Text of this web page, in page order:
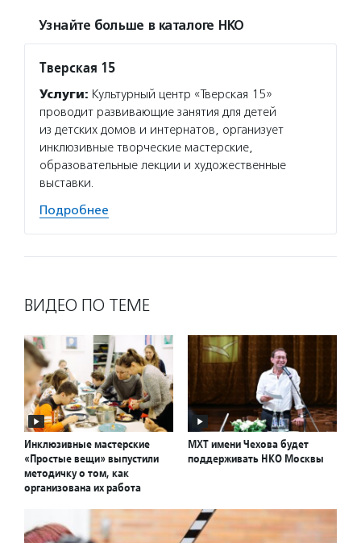
Узнайте больше в каталоге НКО
Тверская 15
Услуги: Культурный центр «Тверская 15»
проводит развивающие занятия для детей
из детских домов и интернатов, организует
инклюзивные творческие мастерские,
образовательные лекции и художественные
выставки.
Подробнее
ВИДЕО ПО ТЕМЕ
Инклюзивные мастерские
«Простые вещи» выпустили
методичку о том, как
организована их работа
МХТ имени Чехова будет
поддерживать НКО Москвы